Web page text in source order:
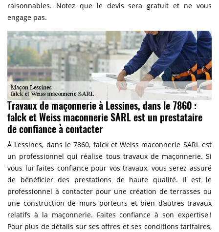
raisonnables. Notez que le devis sera gratuit et ne vous
engage pas.
Travaux de maçonnerie à Lessines, dans le 7860 :
falck et Weiss maconnerie SARL est un prestataire
de confiance à contacter
À Lessines, dans le 7860, falck et Weiss maconnerie SARL est
un professionnel qui réalise tous travaux de maçonnerie. Si
vous lui faites confiance pour vos travaux, vous serez assuré
de bénéficier des prestations de haute qualité. Il est le
professionnel à contacter pour une création de terrasses ou
une construction de murs porteurs et bien d’autres travaux
relatifs à la maçonnerie. Faites confiance à son expertise !
Pour plus de détails sur ses offres et ses conditions tarifaires,